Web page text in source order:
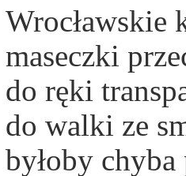
Wrocławskie
maseczki
do ręki
do walki ze
byłoby